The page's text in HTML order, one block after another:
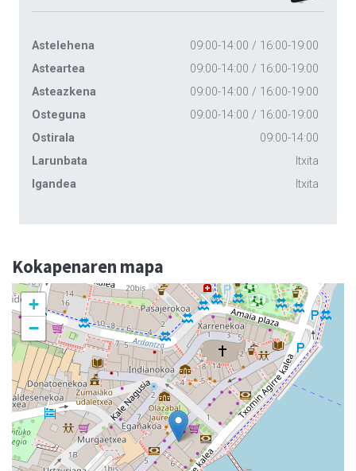
Astelehena
09:00-14:00 / 16:00-19:00
Asteartea
09:00-14:00 / 16:00-19:00
Asteazkena
09:00-14:00 / 16:00-19:00
Osteguna
09:00-14:00 / 16:00-19:00
Ostirala
09:00-14:00
Larunbata
Itxita
Igandea
Itxita
Kokapenaren mapa
+
−